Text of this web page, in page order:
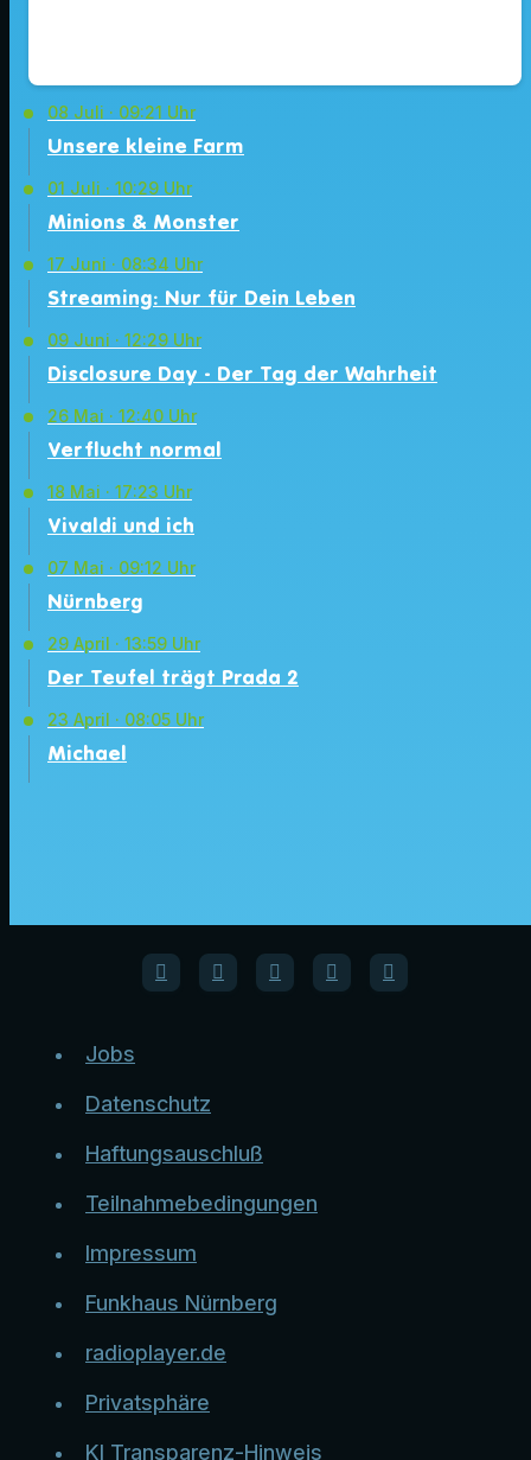
08 Juli · 09:21 Uhr
Unsere kleine Farm
01 Juli · 10:29 Uhr
Minions & Monster
17 Juni · 08:34 Uhr
Streaming: Nur für Dein Leben
09 Juni · 12:29 Uhr
Disclosure Day - Der Tag der Wahrheit
26 Mai · 12:40 Uhr
Verflucht normal
18 Mai · 17:23 Uhr
Vivaldi und ich
07 Mai · 09:12 Uhr
Nürnberg
29 April · 13:59 Uhr
Der Teufel trägt Prada 2
23 April · 08:05 Uhr
Michael
Jobs
Datenschutz
Haftungsauschluß
Teilnahmebedingungen
Impressum
Funkhaus Nürnberg
radioplayer.de
Privatsphäre
KI Transparenz-Hinweis